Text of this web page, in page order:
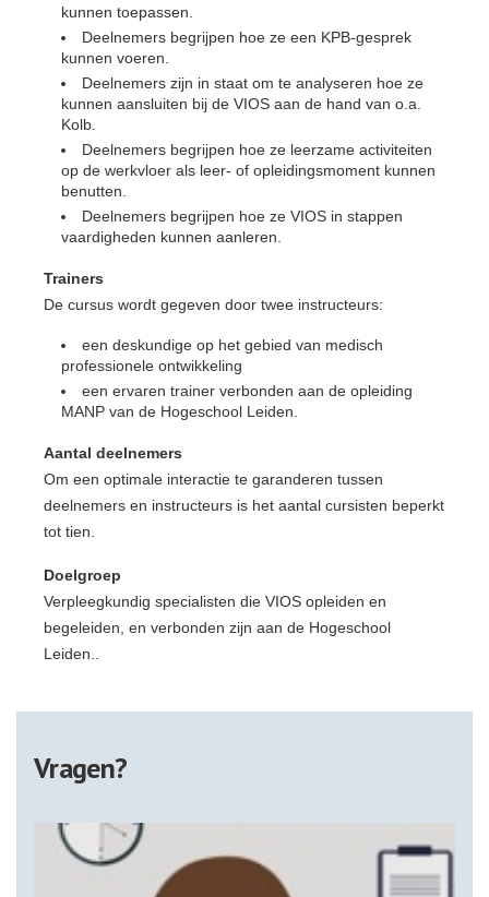
kunnen toepassen.
Deelnemers begrijpen hoe ze een KPB-gesprek
kunnen voeren.
Deelnemers zijn in staat om te analyseren hoe ze
kunnen aansluiten bij de VIOS aan de hand van o.a.
Kolb.
Deelnemers begrijpen hoe ze leerzame activiteiten
op de werkvloer als leer- of opleidingsmoment kunnen
benutten.
Deelnemers begrijpen hoe ze VIOS in stappen
vaardigheden kunnen aanleren.
Trainers
De cursus wordt gegeven door twee instructeurs:
een deskundige op het gebied van medisch
professionele ontwikkeling
een ervaren trainer verbonden aan de opleiding
MANP van de Hogeschool Leiden.
Aantal deelnemers
Om een optimale interactie te garanderen tussen
deelnemers en instructeurs is het aantal cursisten beperkt
tot tien.
Doelgroep
Verpleegkundig specialisten die VIOS opleiden en
begeleiden, en verbonden zijn aan de Hogeschool
Leiden..
Vragen?